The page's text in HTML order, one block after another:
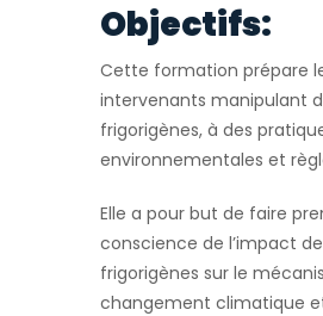
Objectifs:
Cette formation prépare
intervenants manipulant
frigorigènes, à des
environnementales et
Elle a pour but de faire
conscience de l’impact
frigorigènes sur le
changement climatique